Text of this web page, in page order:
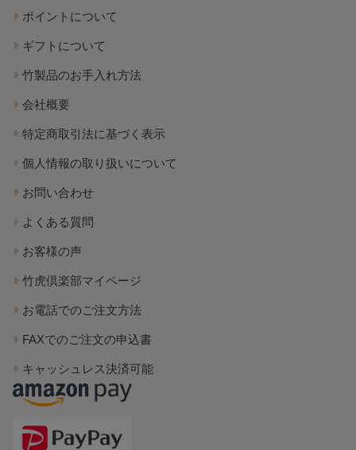
ポイントについて
ギフトについて
竹製品のお手入れ方法
会社概要
特定商取引法に基づく表示
個人情報の取り扱いについて
お問い合わせ
よくある質問
お客様の声
竹虎倶楽部マイページ
お電話でのご注文方法
FAXでのご注文の申込書
キャッシュレス決済可能